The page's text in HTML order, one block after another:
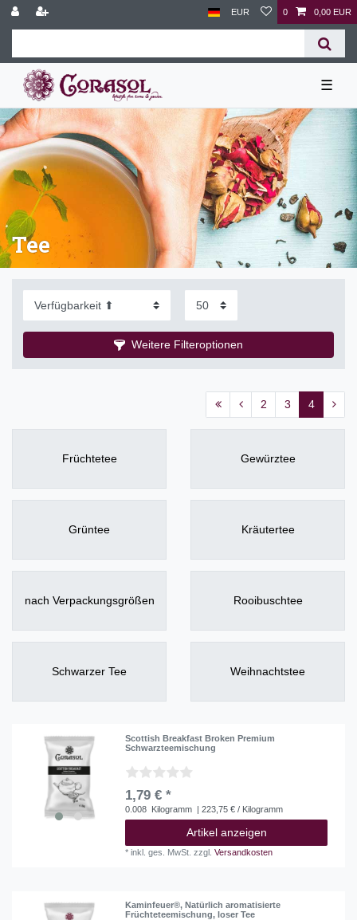
EUR 0 0,00 EUR
☰
Tee
Weitere Filteroptionen
2 3 4
Früchtetee Gewürztee
Grüntee Kräutertee
nach Verpackungsgrößen Rooibuschtee
Schwarzer Tee Weihnachtstee
Scottish Breakfast Broken Premium
Schwarzteemischung
1,79 € *
0.008 Kilogramm | 223,75 € / Kilogramm
Artikel anzeigen
*inkl. ges. MwSt. zzgl.Versandkosten
Kaminfeuer®, Natürlich aromatisierte
Früchteteemischung, loser Tee